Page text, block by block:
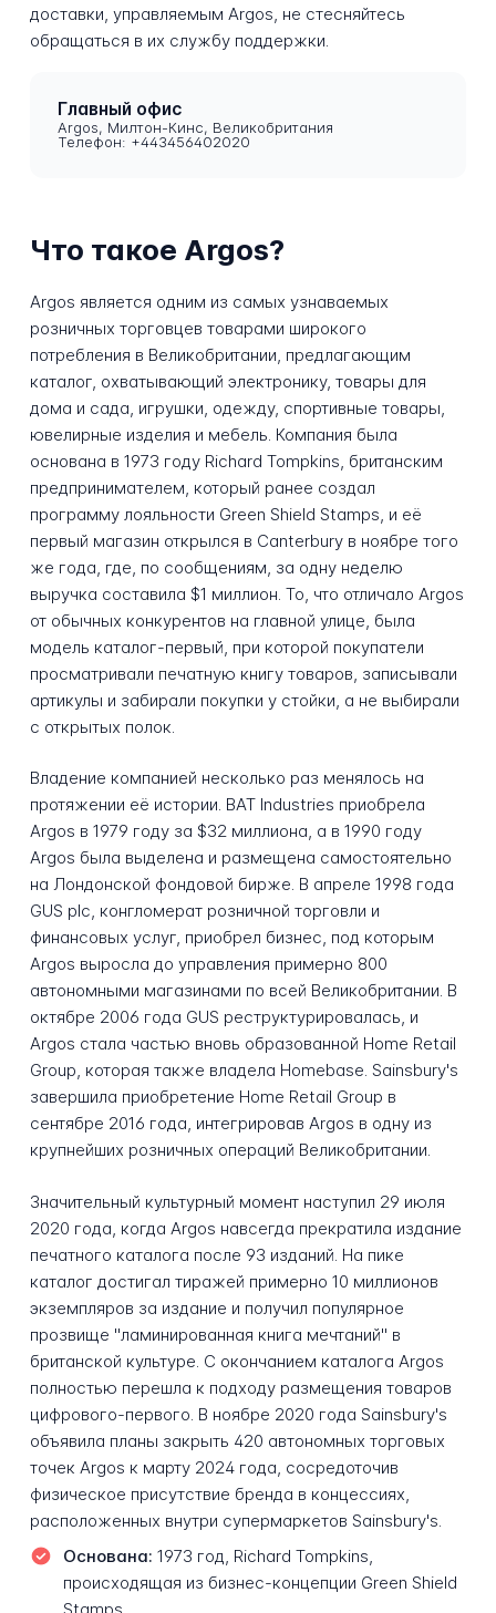
доставки, управляемым Argos, не стесняйтесь
обращаться в их службу поддержки.
Главный офис
Argos, Милтон-Кинс, Великобритания
Телефон: +443456402020
Что такое Argos?
Argos является одним из самых узнаваемых
розничных торговцев товарами широкого
потребления в Великобритании, предлагающим
каталог, охватывающий электронику, товары для
дома и сада, игрушки, одежду, спортивные товары,
ювелирные изделия и мебель. Компания была
основана в 1973 году Richard Tompkins, британским
предпринимателем, который ранее создал
программу лояльности Green Shield Stamps, и её
первый магазин открылся в Canterbury в ноябре того
же года, где, по сообщениям, за одну неделю
выручка составила $1 миллион. То, что отличало Argos
от обычных конкурентов на главной улице, была
модель каталог-первый, при которой покупатели
просматривали печатную книгу товаров, записывали
артикулы и забирали покупки у стойки, а не выбирали
с открытых полок.
Владение компанией несколько раз менялось на
протяжении её истории. BAT Industries приобрела
Argos в 1979 году за $32 миллиона, а в 1990 году
Argos была выделена и размещена самостоятельно
на Лондонской фондовой бирже. В апреле 1998 года
GUS plc, конгломерат розничной торговли и
финансовых услуг, приобрел бизнес, под которым
Argos выросла до управления примерно 800
автономными магазинами по всей Великобритании. В
октябре 2006 года GUS реструктурировалась, и
Argos стала частью вновь образованной Home Retail
Group, которая также владела Homebase. Sainsbury's
завершила приобретение Home Retail Group в
сентябре 2016 года, интегрировав Argos в одну из
крупнейших розничных операций Великобритании.
Значительный культурный момент наступил 29 июля
2020 года, когда Argos навсегда прекратила издание
печатного каталога после 93 изданий. На пике
каталог достигал тиражей примерно 10 миллионов
экземпляров за издание и получил популярное
прозвище "ламинированная книга мечтаний" в
британской культуре. С окончанием каталога Argos
полностью перешла к подходу размещения товаров
цифрового-первого. В ноябре 2020 года Sainsbury's
объявила планы закрыть 420 автономных торговых
точек Argos к марту 2024 года, сосредоточив
физическое присутствие бренда в концессиях,
расположенных внутри супермаркетов Sainsbury's.
Основана: 1973 год, Richard Tompkins,
происходящая из бизнес-концепции Green Shield
Stamps